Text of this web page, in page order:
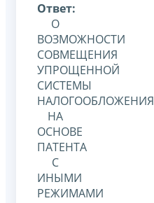
Ответ:
О
ВОЗМОЖНОСТИ
СОВМЕЩЕНИЯ
УПРОЩЕННОЙ
СИСТЕМЫ
НАЛОГООБЛОЖЕНИЯ
НА
ОСНОВЕ
ПАТЕНТА
С
ИНЫМИ
РЕЖИМАМИ